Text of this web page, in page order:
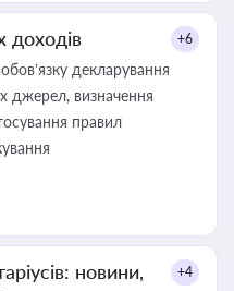
доходів +6
декларування
джерел, визначення
правил
новини,
+4